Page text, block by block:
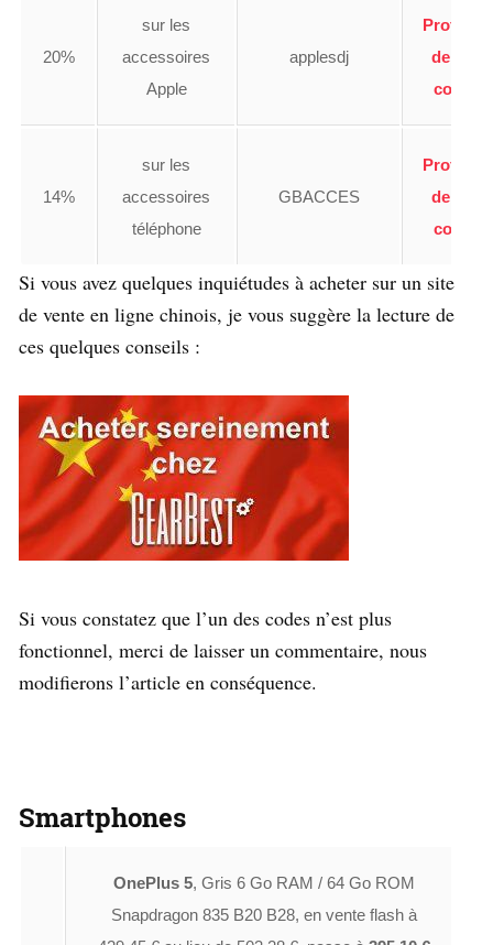
20%
sur les
accessoires
Apple
applesdj
Profiter
de ce
code
14%
sur les
accessoires
téléphone
GBACCES
Profiter
de ce
code
Si vous avez quelques inquiétudes à acheter sur un site
de vente en ligne chinois, je vous suggère la lecture de
ces quelques conseils :
Si vous constatez que l’un des codes n’est plus
fonctionnel, merci de laisser un commentaire, nous
modifierons l’article en conséquence.
Smartphones
OnePlus 5, Gris 6 Go RAM / 64 Go ROM
Snapdragon 835 B20 B28, en vente flash à